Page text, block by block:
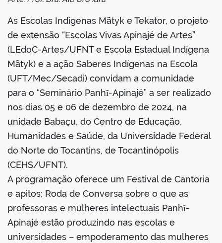
As Escolas Indígenas Mãtyk e Tekator, o projeto
de extensão “Escolas Vivas Apinajé de Artes”
(LEdoC-Artes/UFNT e Escola Estadual Indígena
Mãtyk) e a ação Saberes Indígenas na Escola
(UFT/Mec/Secadi) convidam a comunidade
para o “Seminário Panhĩ-Apinajé” a ser realizado
nos dias 05 e 06 de dezembro de 2024, na
unidade Babaçu, do Centro de Educação,
Humanidades e Saúde, da Universidade Federal
do Norte do Tocantins, de Tocantinópolis
(CEHS/UFNT).
A programação oferece um Festival de Cantoria
e apitos; Roda de Conversa sobre o que as
professoras e mulheres intelectuais Panhĩ-
Apinajé estão produzindo nas escolas e
universidades – empoderamento das mulheres